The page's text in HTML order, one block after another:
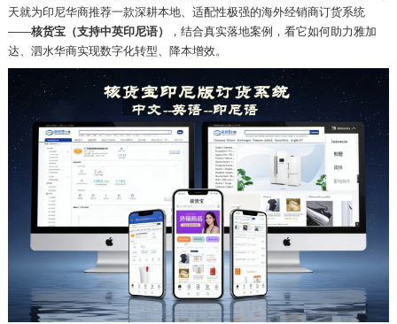
天就为印尼华商推荐一款深耕本地、适配性极强的海外经销商订货系统
——核货宝（支持中英印尼语）
，结合真实落地案例，看它如何助力雅加
达、泗水华商实现数字化转型、降本增效。